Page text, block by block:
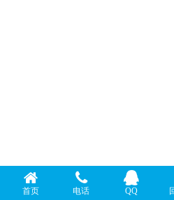
首页 电话 QQ